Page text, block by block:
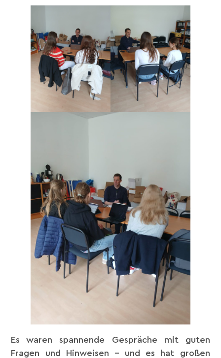
Es waren spannende Gespräche mit guten
Fragen und Hinweisen – und es hat großen